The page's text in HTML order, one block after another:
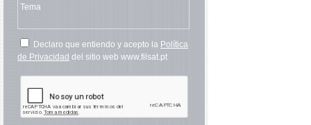
Declaro que entiendo y acepto la Política
de Privacidad del sitio web www.filsat.pt